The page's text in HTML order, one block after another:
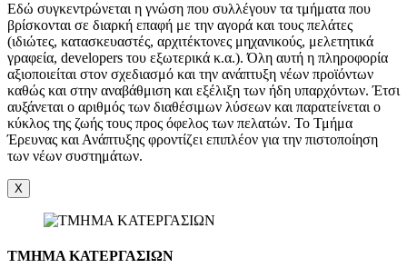
Εδώ συγκεντρώνεται η γνώση που συλλέγουν τα τμήματα που
βρίσκονται σε διαρκή επαφή με την αγορά και τους πελάτες
(ιδιώτες, κατασκευαστές, αρχιτέκτονες μηχανικούς, μελετητικά
γραφεία, developers του εξωτερικά κ.α.). Όλη αυτή η πληροφορία
αξιοποιείται στον σχεδιασμό και την ανάπτυξη νέων προϊόντων
καθώς και στην αναβάθμιση και εξέλιξη των ήδη υπαρχόντων. Έτσι
αυξάνεται ο αριθμός των διαθέσιμων λύσεων και παρατείνεται ο
κύκλος της ζωής τους προς όφελος των πελατών. Το Τμήμα
Έρευνας και Ανάπτυξης φροντίζει επιπλέον για την πιστοποίηση
των νέων συστημάτων.
X
ΤΜΗΜΑ ΚΑΤΕΡΓΑΣΙΩΝ